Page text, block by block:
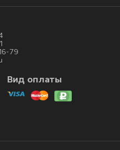
79
Вид оплаты